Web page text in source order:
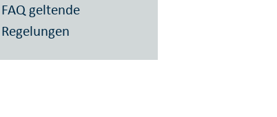
FAQ geltende
Regelungen